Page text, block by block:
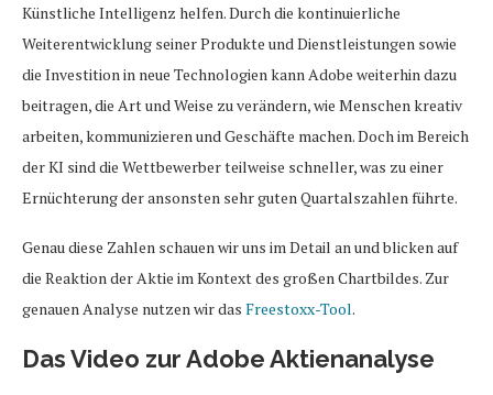
Künstliche Intelligenz helfen. Durch die kontinuierliche
Weiterentwicklung seiner Produkte und Dienstleistungen sowie
die Investition in neue Technologien kann Adobe weiterhin dazu
beitragen, die Art und Weise zu verändern, wie Menschen kreativ
arbeiten, kommunizieren und Geschäfte machen. Doch im Bereich
der KI sind die Wettbewerber teilweise schneller, was zu einer
Ernüchterung der ansonsten sehr guten Quartalszahlen führte.
Genau diese Zahlen schauen wir uns im Detail an und blicken auf
die Reaktion der Aktie im Kontext des großen Chartbildes. Zur
genauen Analyse nutzen wir das Freestoxx-Tool.
Das Video zur Adobe Aktienanalyse